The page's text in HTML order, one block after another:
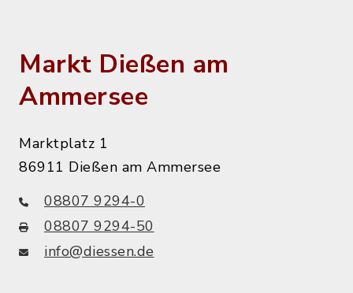
Markt Dießen am
Ammersee
Marktplatz 1
86911 Dießen am Ammersee
08807 9294-0
08807 9294-50
info@diessen.de